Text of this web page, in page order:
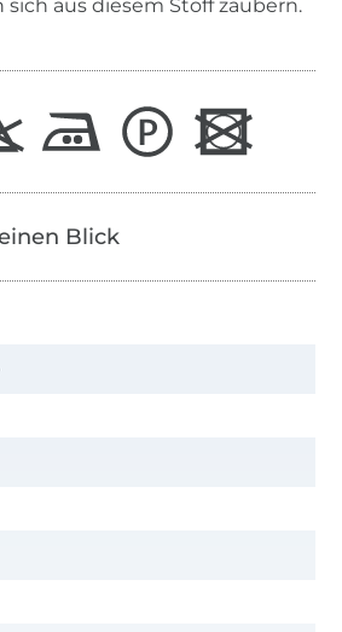
sich aus diesem Stoff zaubern.
Blick